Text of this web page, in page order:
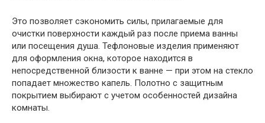
Это позволяет сэкономить силы, прилагаемые для
очистки поверхности каждый раз после приема ванны
или посещения душа. Тефлоновые изделия применяют
для оформления окна, которое находится в
непосредственной близости к ванне — при этом на стекло
попадает множество капель. Полотно с защитным
покрытием выбирают с учетом особенностей дизайна
комнаты.